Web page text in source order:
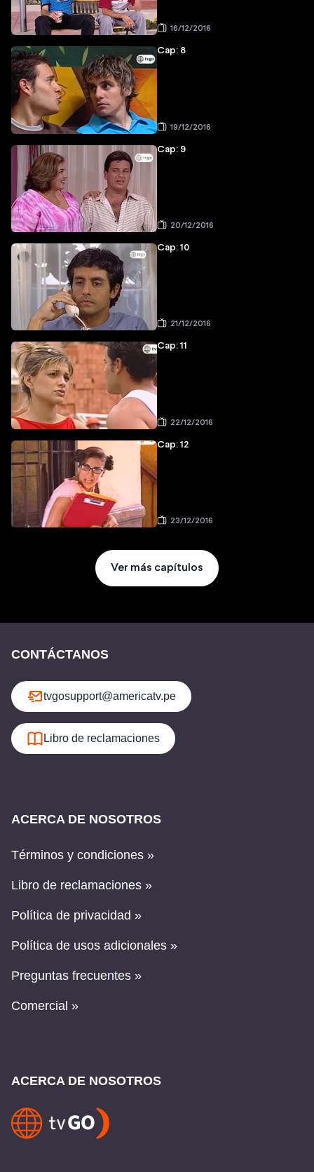
16/12/2016
Cap: 8
19/12/2016
Cap: 9
20/12/2016
Cap: 10
21/12/2016
Cap: 11
22/12/2016
Cap: 12
23/12/2016
Ver más capítulos
CONTÁCTANOS
tvgosupport@americatv.pe
Libro de reclamaciones
ACERCA DE NOSOTROS
Términos y condiciones »
Libro de reclamaciones »
Política de privacidad »
Política de usos adicionales »
Preguntas frecuentes »
Comercial »
ACERCA DE NOSOTROS